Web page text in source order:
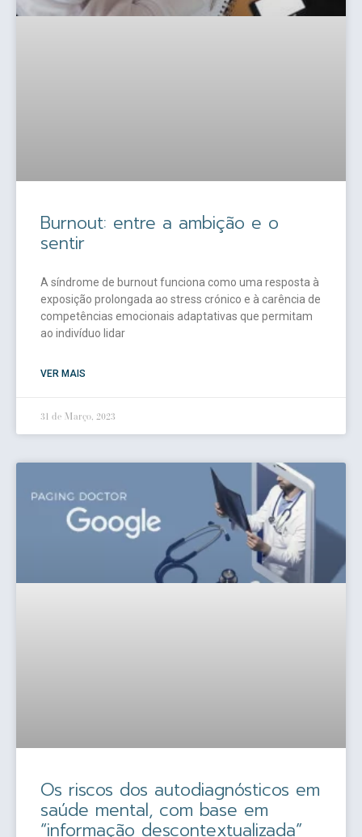
Burnout: entre a ambição e o
sentir
A síndrome de burnout funciona como uma resposta à
exposição prolongada ao stress crónico e à carência de
competências emocionais adaptativas que permitam
ao indivíduo lidar
VER MAIS
31 de Março, 2023
Os riscos dos autodiagnósticos em
saúde mental, com base em
“informação descontextualizada”